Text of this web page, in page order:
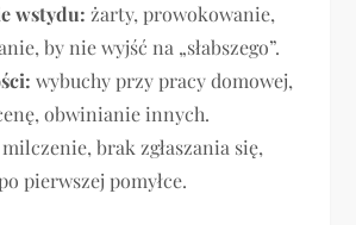
wstydu: żarty, prowokowanie,
by nie wyjść na „słabszego”.
wybuchy przy pracy domowej,
obwinianie innych.
milczenie, brak zgłaszania się,
pierwszej pomyłce.